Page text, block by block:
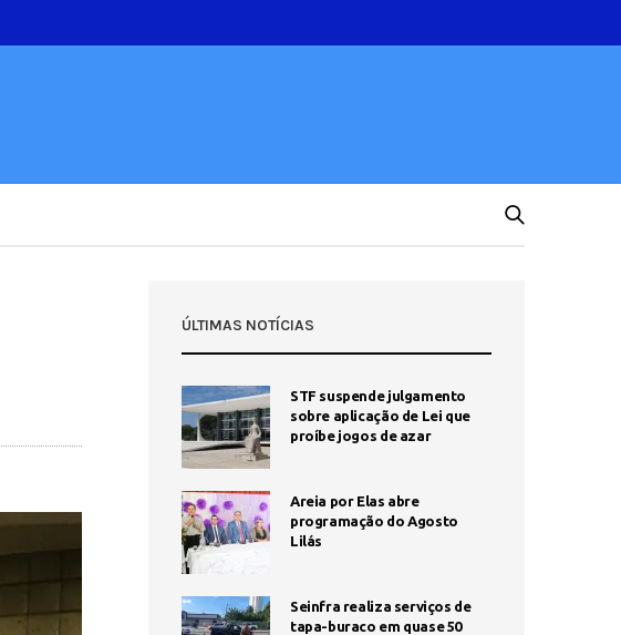
ÚLTIMAS NOTÍCIAS
STF suspende julgamento
sobre aplicação de Lei que
proíbe jogos de azar
Areia por Elas abre
programação do Agosto
Lilás
Seinfra realiza serviços de
tapa-buraco em quase 50